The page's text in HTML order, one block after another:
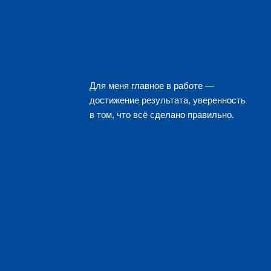
Для меня главное в работе —
достижение результата, уверенность
в том, что всё сделано правильно.